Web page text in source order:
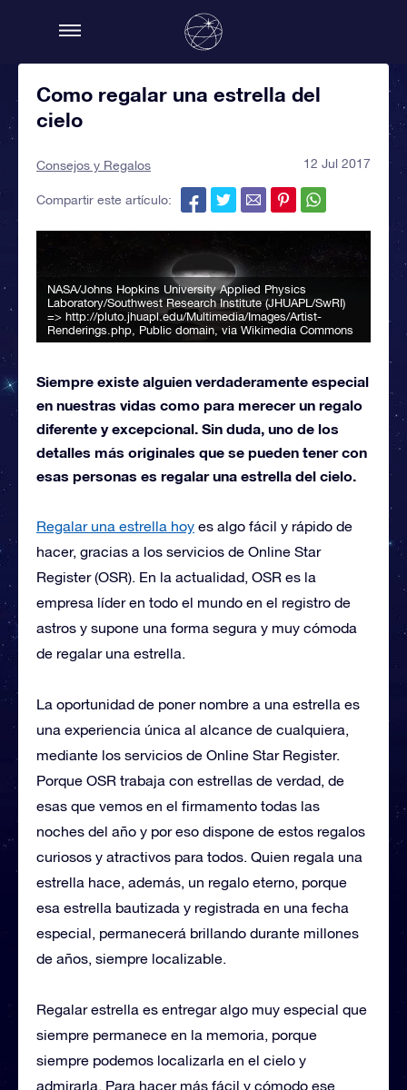
Como regalar una estrella del
cielo
Consejos y Regalos 12 Jul 2017
Compartir este artículo:
NASA/Johns Hopkins University Applied Physics
Laboratory/Southwest Research Institute (JHUAPL/SwRI)
=> http://pluto.jhuapl.edu/Multimedia/Images/Artist-
Renderings.php , Public domain, via Wikimedia Commons
Siempre existe alguien verdaderamente especial
en nuestras vidas como para merecer un regalo
diferente y excepcional. Sin duda, uno de los
detalles más originales que se pueden tener con
esas personas es regalar una estrella del cielo.
Regalar una estrella hoy es algo fácil y rápido de
hacer, gracias a los servicios de Online Star
Register (OSR). En la actualidad, OSR es la
empresa líder en todo el mundo en el registro de
astros y supone una forma segura y muy cómoda
de regalar una estrella.
La oportunidad de poner nombre a una estrella es
una experiencia única al alcance de cualquiera,
mediante los servicios de Online Star Register.
Porque OSR trabaja con estrellas de verdad, de
esas que vemos en el firmamento todas las
noches del año y por eso dispone de estos regalos
curiosos y atractivos para todos. Quien regala una
estrella hace, además, un regalo eterno, porque
esa estrella bautizada y registrada en una fecha
especial, permanecerá brillando durante millones
de años, siempre localizable.
Regalar estrella es entregar algo muy especial que
siempre permanece en la memoria, porque
siempre podemos localizarla en el cielo y
admirarla. Para hacer más fácil y cómodo ese